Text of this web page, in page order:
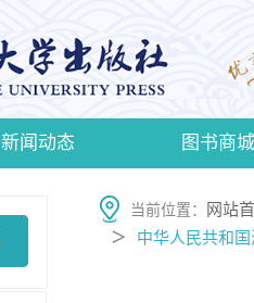
新闻动态 图书商城
当前位置： 网站
＞ 中华人民共和